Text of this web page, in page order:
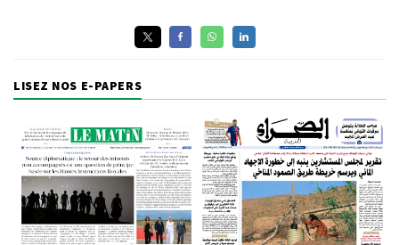
LISEZ NOS E-PAPERS